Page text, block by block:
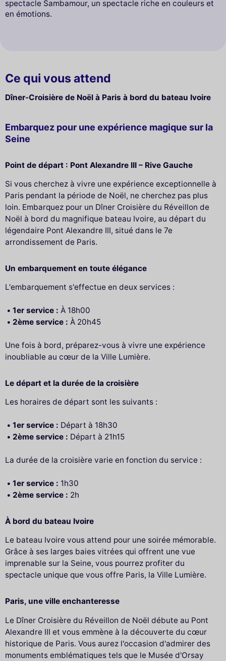
spectacle Sambamour, un spectacle riche en couleurs et
en émotions.
Ce qui vous attend
Dîner-Croisière de Noël à Paris à bord du bateau Ivoire
Embarquez pour une expérience magique sur la
Seine
Point de départ : Pont Alexandre III – Rive Gauche
Si vous cherchez à vivre une expérience exceptionnelle à
Paris pendant la période de Noël, ne cherchez pas plus
loin. Embarquez pour un Dîner Croisière du Réveillon de
Noël à bord du magnifique bateau Ivoire, au départ du
légendaire Pont Alexandre III, situé dans le 7e
arrondissement de Paris.
Un embarquement en toute élégance
L'embarquement s'effectue en deux services :
1er service : À 18h00
2ème service : À 20h45
Une fois à bord, préparez-vous à vivre une expérience
inoubliable au cœur de la Ville Lumière.
Le départ et la durée de la croisière
Les horaires de départ sont les suivants :
1er service : Départ à 18h30
2ème service : Départ à 21h15
La durée de la croisière varie en fonction du service :
1er service : 1h30
2ème service : 2h
À bord du bateau Ivoire
Le bateau Ivoire vous attend pour une soirée mémorable.
Grâce à ses larges baies vitrées qui offrent une vue
imprenable sur la Seine, vous pourrez profiter du
spectacle unique que vous offre Paris, la Ville Lumière.
Paris, une ville enchanteresse
Le Dîner Croisière du Réveillon de Noël débute au Pont
Alexandre III et vous emmène à la découverte du cœur
historique de Paris. Vous aurez l'occasion d'admirer des
monuments emblématiques tels que le Musée d'Orsay